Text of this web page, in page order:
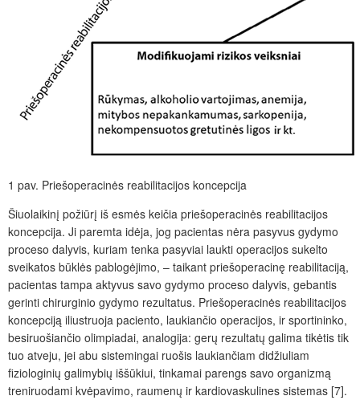
1 pav. Priešoperacinės reabilitacijos koncepcija
Šiuolaikinį požiūrį iš esmės keičia priešoperacinės reabilitacijos
koncepcija. Ji paremta idėja, jog pacientas nėra pasyvus gydymo
proceso dalyvis, kuriam tenka pasyviai laukti operacijos sukelto
sveikatos būklės pablogėjimo, – taikant priešoperacinę reabilitaciją,
pacientas tampa aktyvus savo gydymo proceso dalyvis, gebantis
gerinti chirurginio gydymo rezultatus. Priešoperacinės reabilitacijos
koncepciją iliustruoja paciento, laukiančio operacijos, ir sportininko,
besiruošiančio olimpiadai, analogija: gerų rezultatų galima tikėtis tik
tuo atveju, jei abu sistemingai ruošis laukiančiam didžiuliam
fiziologinių galimybių iššūkiui, tinkamai parengs savo organizmą
treniruodami kvėpavimo, raumenų ir kardiovaskulines sistemas [7].